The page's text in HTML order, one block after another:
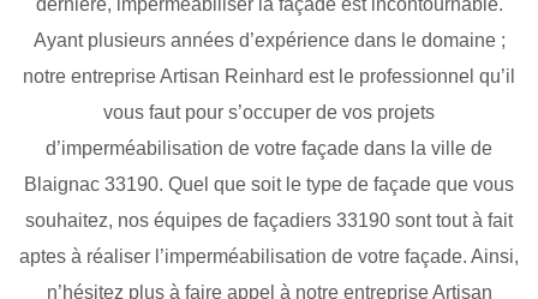
dernière, imperméabiliser la façade est incontournable.
Ayant plusieurs années d’expérience dans le domaine ;
notre entreprise Artisan Reinhard est le professionnel qu’il
vous faut pour s’occuper de vos projets
d’imperméabilisation de votre façade dans la ville de
Blaignac 33190. Quel que soit le type de façade que vous
souhaitez, nos équipes de façadiers 33190 sont tout à fait
aptes à réaliser l’imperméabilisation de votre façade. Ainsi,
n’hésitez plus à faire appel à notre entreprise Artisan